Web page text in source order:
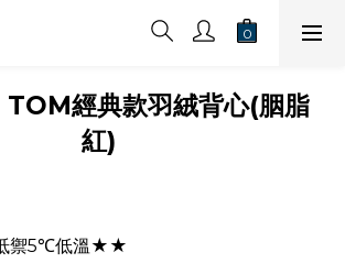
TOM經典款羽絨背心(胭脂
紅)
禦5℃低溫★★